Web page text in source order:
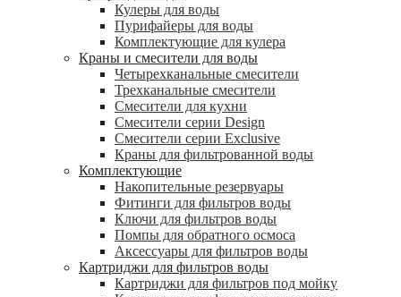
Кулеры для воды
Пурифайеры для воды
Комплектующие для кулера
Краны и смесители для воды
Четырехканальные смесители
Трехканальные смесители
Смесители для кухни
Смесители серии Design
Смесители серии Exclusive
Краны для фильтрованной воды
Комплектующие
Накопительные резервуары
Фитинги для фильтров воды
Ключи для фильтров воды
Помпы для обратного осмоса
Аксессуары для фильтров воды
Картриджи для фильтров воды
Картриджи для фильтров под мойку